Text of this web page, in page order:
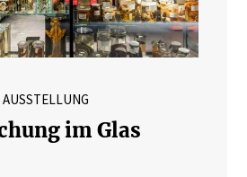
AUSSTELLUNG
im Glas